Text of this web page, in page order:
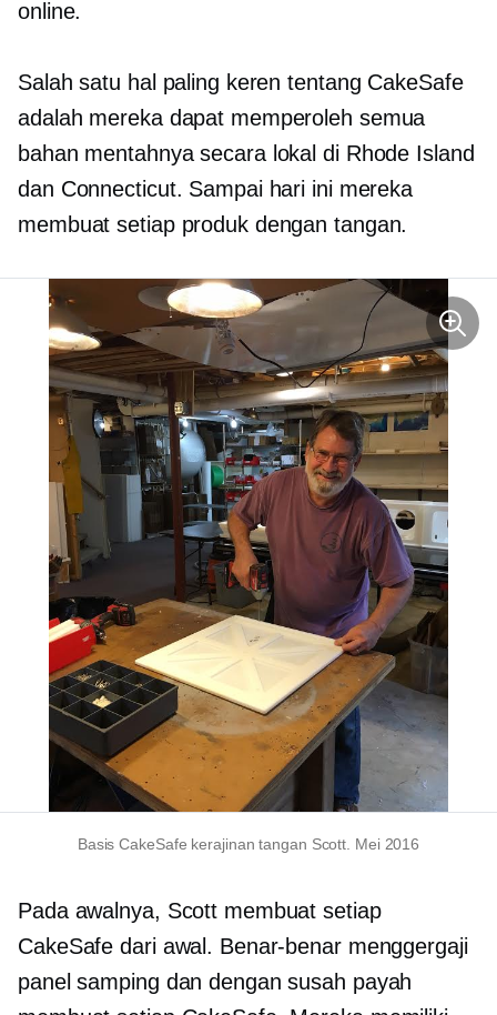
online.
Salah satu hal paling keren tentang CakeSafe
adalah mereka dapat memperoleh semua
bahan mentahnya secara lokal di Rhode Island
dan Connecticut. Sampai hari ini mereka
membuat setiap produk dengan tangan.
Basis CakeSafe kerajinan tangan Scott. Mei 2016
Pada awalnya, Scott membuat setiap
CakeSafe dari awal. Benar-benar menggergaji
panel samping dan dengan susah payah